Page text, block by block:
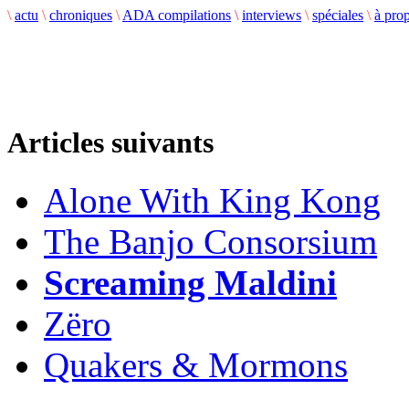
\ actu \ chroniques \ ADA compilations \ interviews \ spéciales \ à
Articles suivants
Alone With King Kong
The Banjo Consorsium
Screaming Maldini
Zëro
Quakers & Mormons